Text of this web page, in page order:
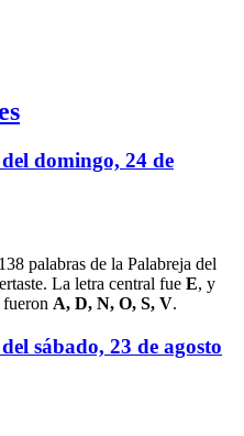
domingo, 24 de
138 palabras de la Palabreja del
La letra central fue E, y
fueron A, D, N, O, S, V.
sábado, 23 de agosto